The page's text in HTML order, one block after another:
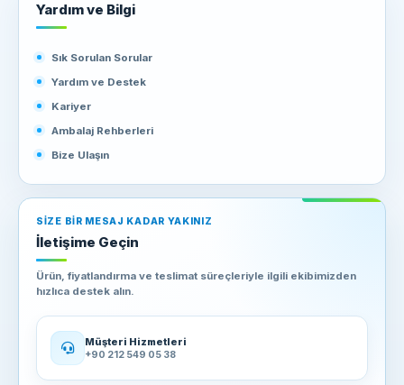
Yardım ve Bilgi
Sık Sorulan Sorular
Yardım ve Destek
Kariyer
Ambalaj Rehberleri
Bize Ulaşın
SIZE BIR MESAJ KADAR YAKINIZ
İletişime Geçin
Ürün, fiyatlandırma ve teslimat süreçleriyle ilgili ekibimizden
hızlıca destek alın.
Müşteri Hizmetleri
+90 212 549 05 38